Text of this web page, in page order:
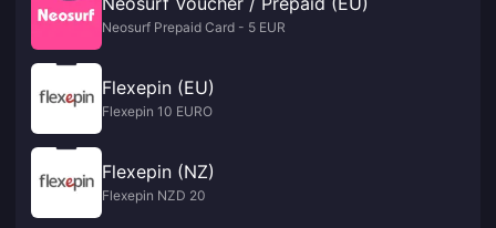
Neosurf Prepaid Card - 5 EUR
Flexepin (EU)
Flexepin 10 EURO
Flexepin (NZ)
Flexepin NZD 20